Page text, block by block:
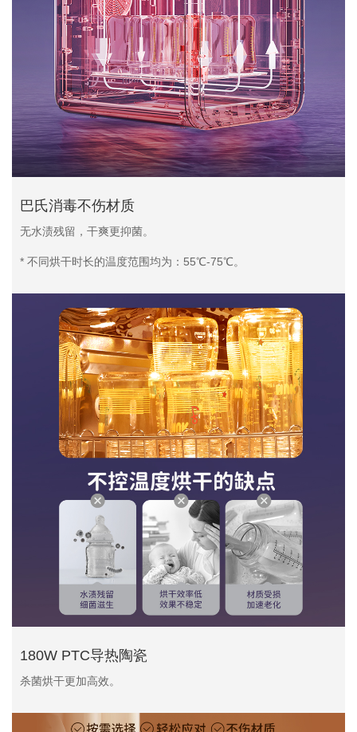
巴氏消毒不伤材质
无水渍残留，干爽更抑菌。
* 不同烘干时长的温度范围均为：55℃-75℃。
180W PTC导热陶瓷
杀菌烘干更加高效。